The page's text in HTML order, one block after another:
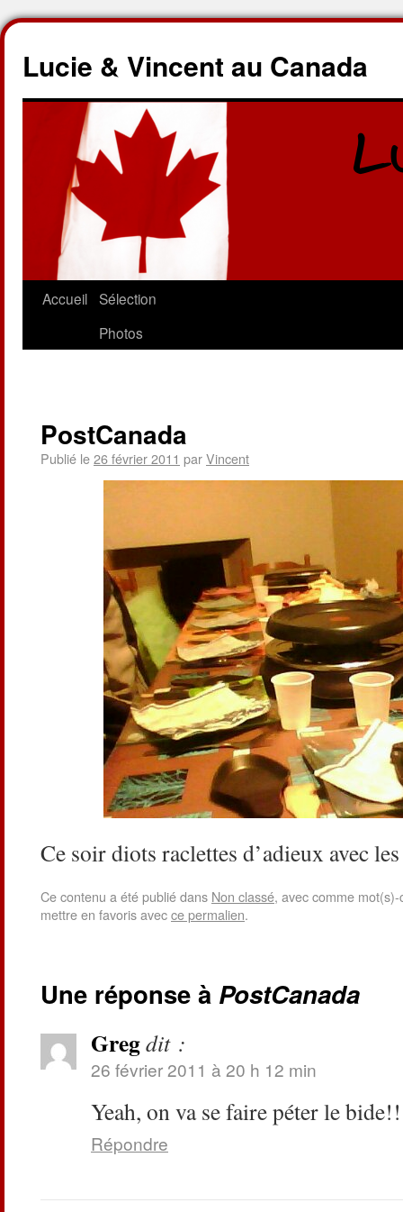
Lucie & Vincent au Canada
Accueil Sélection
Photos
PostCanada
Publié le26 février 2011 parVincent
Ce soir diots raclettes d’adieux avec
Ce contenu a été publié dans Non classé, avec comme
mettre en favoris avecce permalien.
Une réponse à PostCanada
Gregdit :
26 février 2011 à 20 h 12 min
Yeah, on va se faire péter le bide!!
Répondre